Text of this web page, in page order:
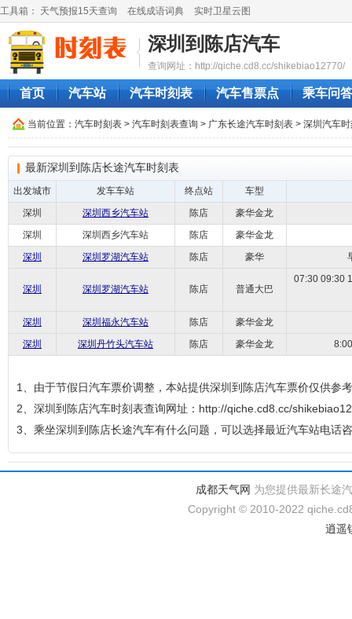
工具箱： 天气预报15天查询 在线成语词典 实时卫星云图
深圳到陈店汽车
查询网址：http://qiche.cd8.cc/shikebiao12770/
首页 汽车站 汽车时刻表 汽车售票点 乘车问答
当前位置： 汽车时刻表 > 汽车时刻表查询 > 广东长途汽车时刻表 > 深圳汽车
最新深圳到陈店长途汽车时刻表
出发城市 发车车站 终点站
车型
深圳
深圳西乡汽车站 陈店
豪华金龙
深圳
深圳西乡汽车站 陈店
豪华金龙
深圳
深圳罗湖汽车站 陈店 豪华
深圳 深圳罗湖汽车站 陈店 普通大巴
07:30 09:30
深圳 深圳福永汽车站 陈店
豪华金龙
深圳
深圳丹竹头汽车站 陈店 豪华金龙
1、由于节假日汽车票价调整，本站提供深圳到陈店汽车票价仅供参
2、深圳到陈店汽车时刻表查询网址：http://qiche.cd8.cc/
3、乘坐深圳到陈店长途汽车有什么问题，可以选择最近汽车站电话
成都天气网 为您提供最新长途
Copyright © 2010-2022
逍遥